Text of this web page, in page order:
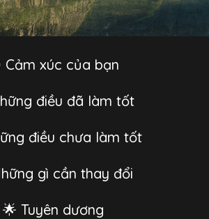
Cảm xúc của bạn
điều đã làm tốt
điều chưa làm tốt
gì cần thay đổi
🌟 Tuyên dương